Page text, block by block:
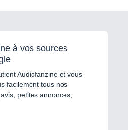
à vos sources
Audiofanzine et vous
facilement tous nos
petites annonces,